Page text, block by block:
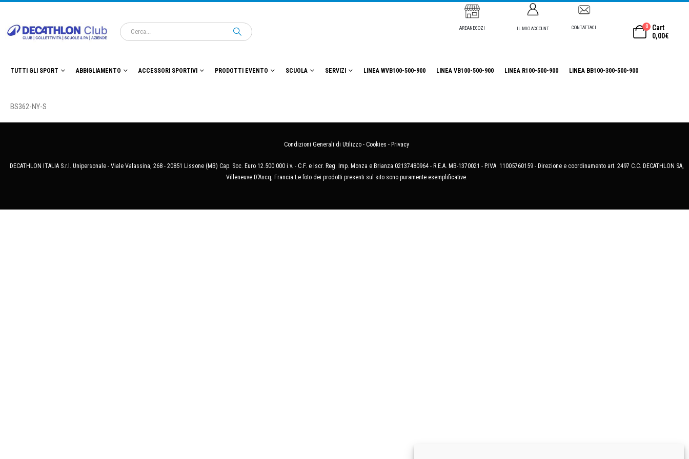
AREANEGOZI IL MIO ACCOUNT CONTATTACI 0
Cart
0,00€
TUTTI GLI SPORT ABBIGLIAMENTO ACCESSORI SPORTIVI PRODOTTI EVENTO SCUOLA SERVIZI LINEA WVB100-500-900 LINEA VB100-500-900 LINEA R100-500-900 LINEA BB100-300-500-900
BS362-NY-S
Condizioni Generali di Utilizzo - Cookies - Privacy
DECATHLON ITALIA S.r.l. Unipersonale - Viale Valassina, 268 - 20851 Lissone (MB) Cap. Soc. Euro 12.500.000 i.v. - C.F. e Iscr. Reg. Imp. Monza e Brianza 02137480964 - R.E.A. MB-1370021 - P.IVA. 11005760159 - Direzione e coordinamento art. 2497 C.C. DECATHLON SA,
Villeneuve D'Ascq, Francia Le foto dei prodotti presenti sul sito sono puramente esemplificative.